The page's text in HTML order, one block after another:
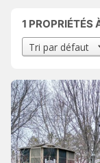
1 PROPRIÉTÉS